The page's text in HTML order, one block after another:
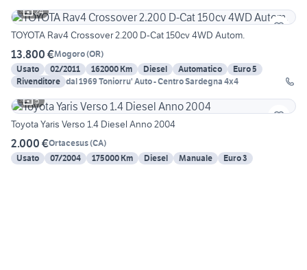
24
TOYOTA Rav4 Crossover 2.200 D-Cat 150cv 4WD Autom.
13.800 €Mogoro(OR)
Usato
02/2011 162000 Km Diesel Automatico
Euro 5
Rivenditore dal 1969 Toniorru' Auto - Centro Sardegna 4x4
5
Toyota Yaris Verso 1.4 Diesel Anno 2004
2.000 €Ortacesus(CA)
Usato
07/2004 175000 Km Diesel Manuale Euro 3